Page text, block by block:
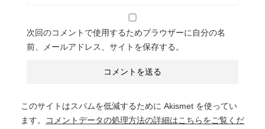
次回のコメントで使用するためブラウザーに自分の名
前、メールアドレス、サイトを保存する。
このサイトはスパムを低減するために Akismet を使ってい
ます。
コメントデータの処理方法の詳細はこちらをご覧くだ